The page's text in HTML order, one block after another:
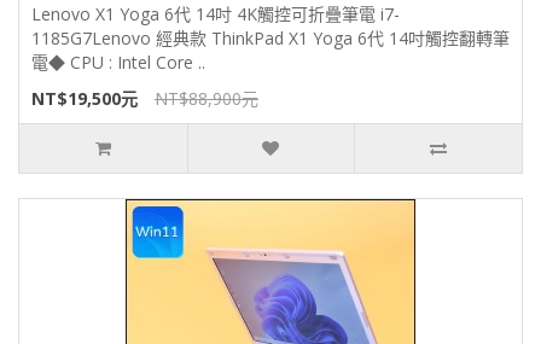
Lenovo X1 Yoga 6代 14吋 4K觸控可折疊筆電 i7-
1185G7Lenovo 經典款 ThinkPad X1 Yoga 6代 14吋觸控翻轉筆
電◆ CPU : Intel Core ..
NT$19,500元
NT$88,900元